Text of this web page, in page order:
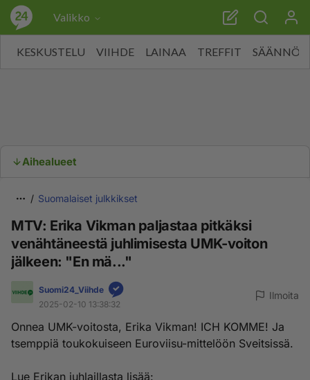
Valikko
KESKUSTELU VIIHDE LAINAA TREFFIT SÄÄNNÖT
Aihealueet
Suomalaiset julkkikset
MTV: Erika Vikman paljastaa pitkäksi
venähtäneestä juhlimisesta UMK-voiton
jälkeen: "En mä..."
Suomi24_Viihde
2025-02-10 13:38:32
Ilmoita
Onnea UMK-voitosta, Erika Vikman! ICH KOMME! Ja
tsemppiä toukokuiseen Euroviisu-mittelöön Sveitsissä.
Lue Erikan juhlaillasta lisää: